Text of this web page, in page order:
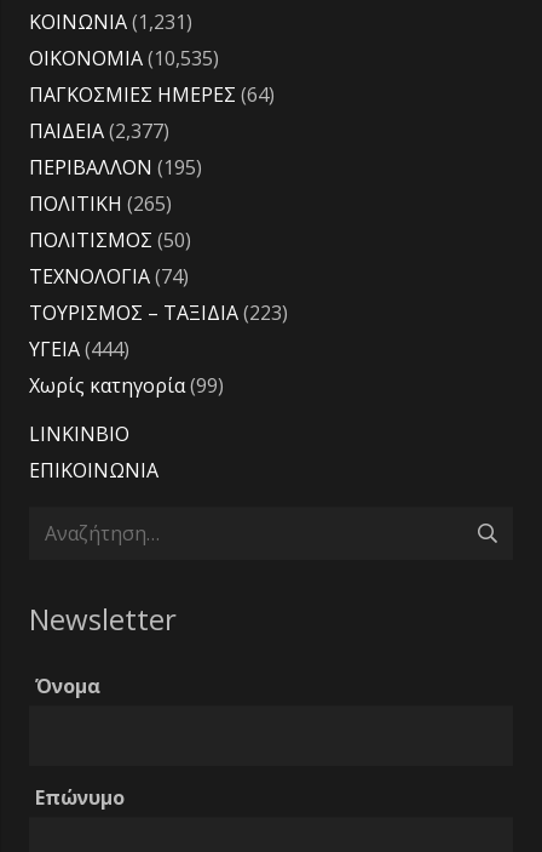
ΚΟΙΝΩΝΙΑ(1,231)
ΟΙΚΟΝΟΜΙΑ(10,535)
ΠΑΓΚΟΣΜΙΕΣ ΗΜΕΡΕΣ (64)
ΠΑΙΔΕΙΑ(2,377)
ΠΕΡΙΒΑΛΛΟΝ (195)
ΠΟΛΙΤΙΚΗ (265)
ΠΟΛΙΤΙΣΜΟΣ (50)
ΤΕΧΝΟΛΟΓΙΑ(74)
ΤΟΥΡΙΣΜΟΣ – ΤΑΞΙΔΙΑ(223)
ΥΓΕΙΑ(444)
Χωρίς κατηγορία(99)
LINKINBIO
ΕΠΙΚΟΙΝΩΝΙΑ
Αναζήτηση
Newsletter
Όνομα
Επώνυμο